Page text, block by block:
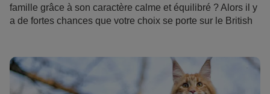
famille grâce à son caractère calme et équilibré ? Alors il y
a de fortes chances que votre choix se porte sur le British